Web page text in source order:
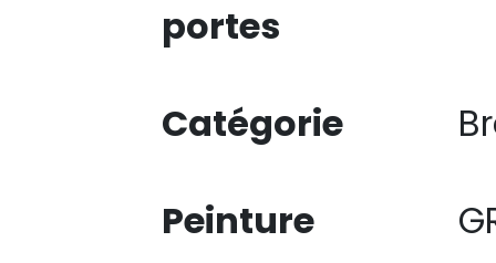
portes
Catégorie
Peinture